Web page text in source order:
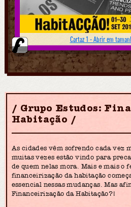
Cartaz 1 - Abrir em
Grupo Estudos:
Habitação
As cidades vêm sofrendo cada vez
muitas vezes estão vindo para
de quem nelas mora. Mais e mais o
financeirização da habitação
essencial nessas mudanças. Mas
Financeirização da Habitação?!